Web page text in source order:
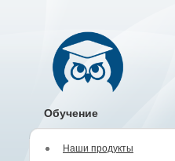
Обучение
Наши продукты